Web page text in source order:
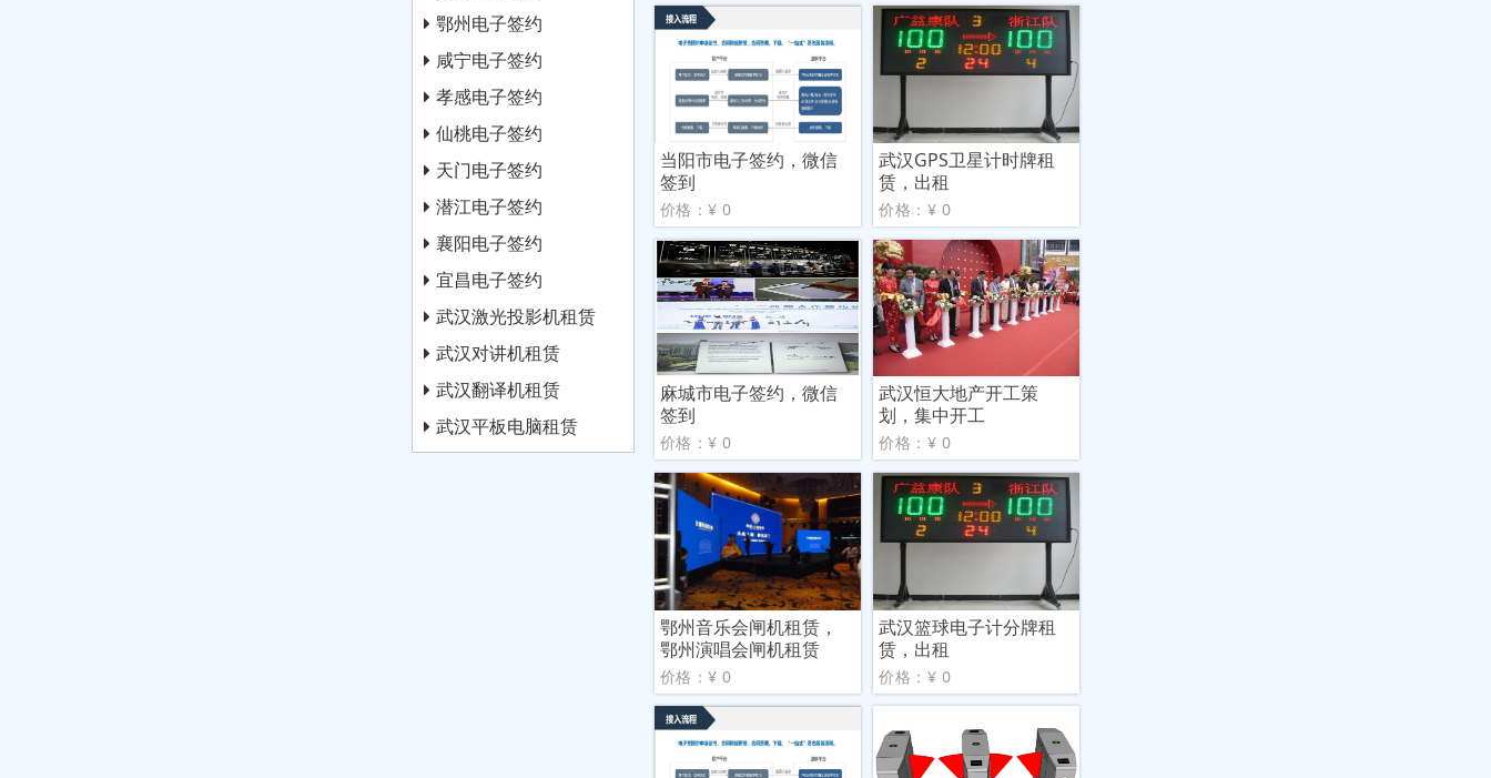
鄂州电子签约
咸宁电子签约
孝感电子签约
仙桃电子签约
天门电子签约
潜江电子签约
襄阳电子签约
宜昌电子签约
武汉激光投影机租赁
武汉对讲机租赁
武汉翻译机租赁
武汉平板电脑租赁
当阳市电子签约，微信
签到
价格：¥ 0
武汉GPS卫星计时牌租
赁，出租
价格：¥ 0
麻城市电子签约，微信
签到
价格：¥ 0
武汉恒大地产开工策
划，集中开工
价格：¥ 0
鄂州音乐会闸机租赁，
鄂州演唱会闸机租赁
价格：¥ 0
武汉篮球电子计分牌租
赁，出租
价格：¥ 0